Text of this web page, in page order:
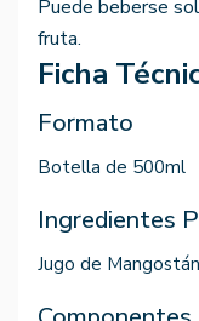
Puede beberse
fruta.
Ficha
Formato
Botella de 500ml
Ingredientes
Jugo de